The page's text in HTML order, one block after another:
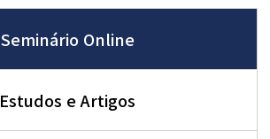
Seminário Online
Estudos e Artigos